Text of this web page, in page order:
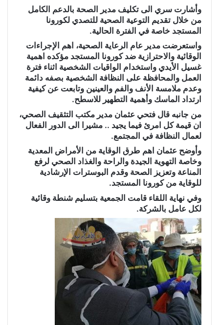
وأشارت سري الى تكليف مدير الصحة بالدعم الكامل
من خلال تقديم التوعية الصحية للتصدي لكورونا
المستجد خاصة في الفترة الحالية.
واستعرضت مدير عام الرعاية الصحية، اهم الإجراءات
الوقائية والاحترازية ضد كورونا المستجد مؤكده اهمية
غسيل الأيدي واستخدام الواقيات الشخصية اثناء فترة
العمل والمحافظة على النظافة الشخصية بصفه دائمة
وعدم ملامسة الأنف والفم والعينين وتابعت عن كيفية
ارتداد الماسك وأهمية التطهير للاسطح.
من جانبه قال فتحي عثمان مدير مكتب التثقيف الصحي،
ان قيمة كل امرئ فيما يجيد .. مشيرا الى الدور الفعال
لعمال النظافة في المجتمع.
وأوضح عثمان اهم طرق الوقاية من الأمراض المعدية
وخاصة التهوية الجيدة والراحة والغذاد الصحي لرفع
المناعة وتعزيز الصحة وقدم البوسترات الإرشادية
للوقاية من كورونا المستجد.
وفي نهاية اللقاء قامت الجمعية بتسليم شنطة وقائية
لكل عامل بالشركة.